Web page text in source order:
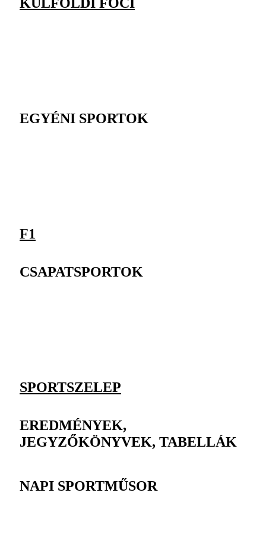
KÜLFÖLDI FOCI
EGYÉNI SPORTOK
F1
CSAPATSPORTOK
SPORTSZELEP
EREDMÉNYEK,
JEGYZŐKÖNYVEK, TABELLÁK
NAPI SPORTMŰSOR